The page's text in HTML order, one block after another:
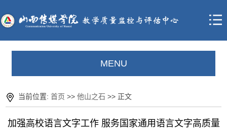
MENU
当前位置:首页 >>他山之石 >> 正文
加强高校语言文字工作 服务国家通用语言文字高质量